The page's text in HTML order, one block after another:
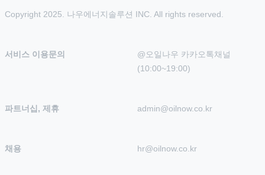
Copyright 2025. 나우에너지솔루션 INC. All rights reserved.
서비스 이용문의
@오일나우 카카오톡채널
(10:00~19:00)
파트너십, 제휴 admin@oilnow.co.kr
채용 hr@oilnow.co.kr